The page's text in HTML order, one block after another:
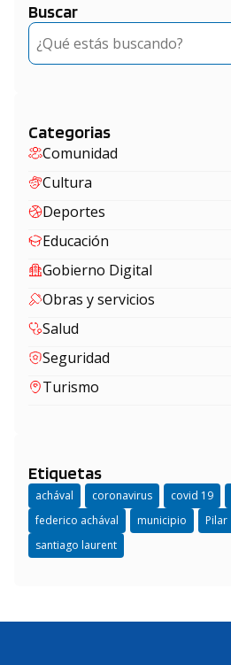
Buscar
Buscar
Categorias
Comunidad
Cultura
Deportes
Educación
Gobierno Digital
Obras y servicios
Salud
Seguridad
Turismo
Etiquetas
achával coronavirus covid 19
federico achával
municipio Pilar
santiago laurent